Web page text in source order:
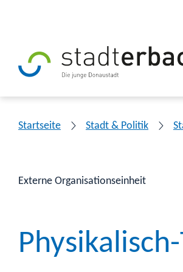
Startseite Stadt & Politik
Externe Organisationseinheit